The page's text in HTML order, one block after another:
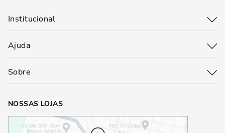
Institucional
Ajuda
Sobre
NOSSAS LOJAS